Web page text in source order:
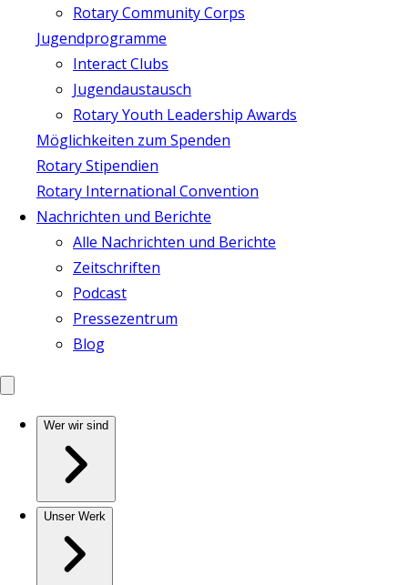
Rotary Community Corps
Jugendprogramme
Interact Clubs
Jugendaustausch
Rotary Youth Leadership Awards
Möglichkeiten zum Spenden
Rotary Stipendien
Rotary International Convention
Nachrichten und Berichte
Alle Nachrichten und Berichte
Zeitschriften
Podcast
Pressezentrum
Blog
Wer wir sind
Unser Werk